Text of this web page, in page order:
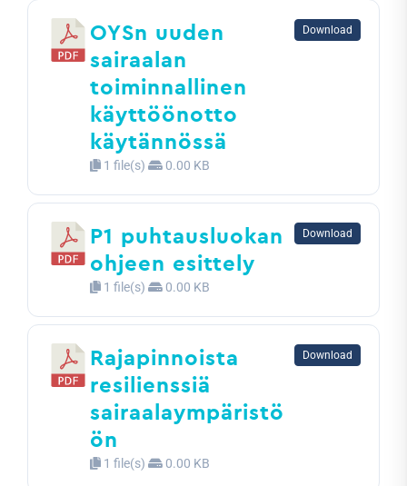
OYSn uuden
sairaalan
toiminnallinen
käyttöönotto
käytännössä
1 file(s) 0.00 KB
Download
P1 puhtausluokan
ohjeen esittely
1 file(s) 0.00 KB
Download
Rajapinnoista
resilienssiä
sairaalaympäristö
ön
1 file(s) 0.00 KB
Download